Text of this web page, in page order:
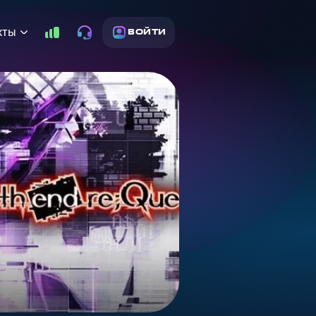
ВОЙТИ